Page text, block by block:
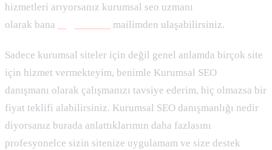
hizmetleri arıyorsanız kurumsal seo uzmanı
olarak bana
mailimden ulaşabilirsiniz.
Sadece kurumsal siteler için değil genel anlamda birçok site
için hizmet vermekteyim, benimle Kurumsal SEO
danışmanı olarak çalışmanızı tavsiye ederim, hiç olmazsa bir
fiyat teklifi alabilirsiniz. Kurumsal SEO danışmanlığı nedir
diyorsanız burada anlattıklarımın daha fazlasını
profesyonelce sizin sitenize uygulamam ve size destek